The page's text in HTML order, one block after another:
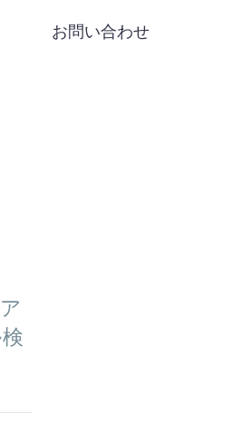
お問い合わせ